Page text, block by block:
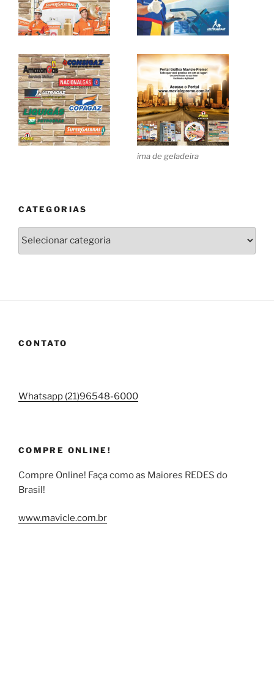
ima de geladeira
CATEGORIAS
Categorias
CONTATO
Whatsapp (21)96548-6000
COMPRE ONLINE!
Compre Online! Faça como as Maiores REDES do
Brasil!
www.mavicle.com.br